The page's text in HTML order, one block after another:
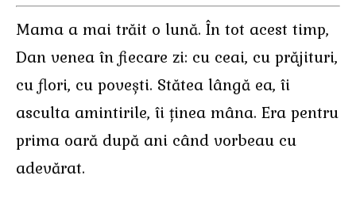
Mama a mai trăit o lună. În tot acest timp,
Dan venea în fiecare zi: cu ceai, cu prăjituri,
cu flori, cu povești. Stătea lângă ea, îi
asculta amintirile, îi ținea mâna. Era pentru
prima oară după ani când vorbeau cu
adevărat.